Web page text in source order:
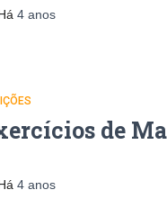
4 anos
de
4 anos